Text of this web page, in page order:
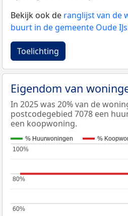
Bekijk ook de ranglijst van de
buurt in de gemeente Oude
Toelichting
Eigendom van
In 2025 was 20% van de
postcodegebied 7078 een
een koopwoning.
% Huurwoningen %
60%
60%
80%
80%
100%
100%